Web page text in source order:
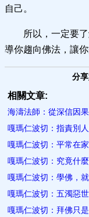
自己。
所以，一定要
導你趨向佛法，讓
分
相關文章:
海濤法師：從深信因
嘎瑪仁波切：指責別
嘎瑪仁波切：平常在
嘎瑪仁波切：究竟什
嘎瑪仁波切：學佛，
嘎瑪仁波切：五濁惡
嘎瑪仁波切：拜佛只